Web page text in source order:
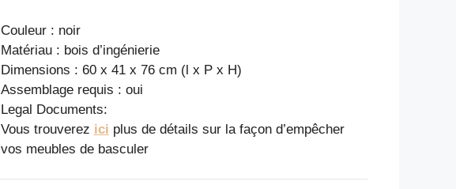
Couleur : noir
Matériau : bois d’ingénierie
Dimensions : 60 x 41 x 76 cm (l x P x H)
Assemblage requis : oui
Legal Documents:
Vous trouverez ici plus de détails sur la façon d’empêcher
vos meubles de basculer